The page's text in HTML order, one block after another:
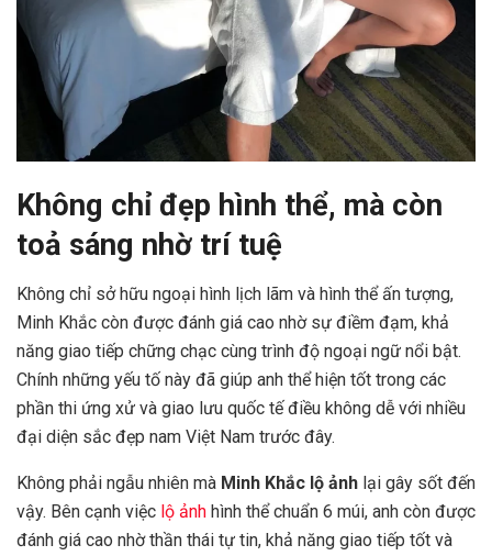
Không chỉ đẹp hình thể, mà còn
toả sáng nhờ trí tuệ
Không chỉ sở hữu ngoại hình lịch lãm và hình thể ấn tượng,
Minh Khắc còn được đánh giá cao nhờ sự điềm đạm, khả
năng giao tiếp chững chạc cùng trình độ ngoại ngữ nổi bật.
Chính những yếu tố này đã giúp anh thể hiện tốt trong các
phần thi ứng xử và giao lưu quốc tế điều không dễ với nhiều
đại diện sắc đẹp nam Việt Nam trước đây.
Không phải ngẫu nhiên mà Minh Khắc lộ ảnh lại gây sốt đến
vậy. Bên cạnh việc lộ ảnh hình thể chuẩn 6 múi, anh còn được
đánh giá cao nhờ thần thái tự tin, khả năng giao tiếp tốt và